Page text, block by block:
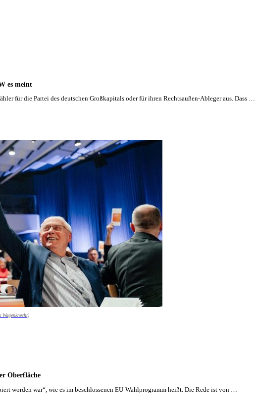
es meint
für die Partei des deutschen Großkapitals oder für ihren Rechtsaußen-Ableger aus. Dass …
Oberfläche
worden war“, wie es im beschlossenen EU-Wahlprogramm heißt. Die Rede ist von …